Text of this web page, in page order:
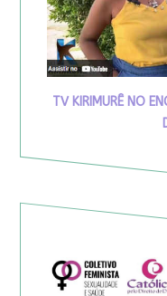
TV KIRIMURÊ NO